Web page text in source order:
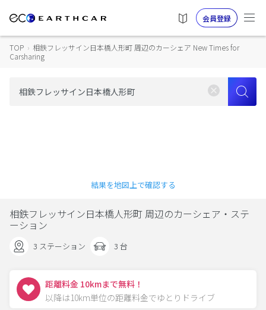
会員登録
TOP › 相鉄フレッサイン日本橋人形町 周辺のカーシェア New Times for
Carsharing
結果を地図上で確認する
相鉄フレッサイン日本橋人形町 周辺のカーシェア・ステ
ーション
3 ステーション 3 台
距離料金 10kmまで無料！
以降は10km単位の距離料金でゆとりドライブ